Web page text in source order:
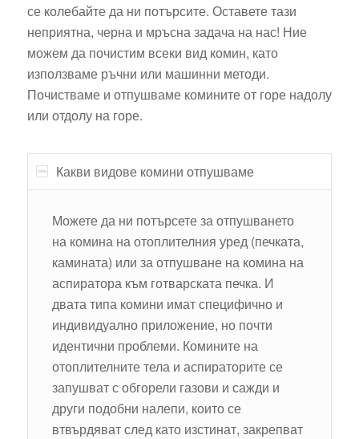
се колебайте да ни потърсите. Оставете тази
неприятна, черна и мръсна задача на нас! Ние
можем да почистим всеки вид комин, като
използваме ръчни или машинни методи.
Почистваме и отпушваме комините от горе надолу
или отдолу на горе.
Какви видове комини отпушваме
Можете да ни потърсете за отпушването
на комина на отоплителния уред (печката,
камината) или за отпушване на комина на
аспиратора към готварската печка. И
двата типа комини имат специфично и
индивидуално приложение, но почти
идентични проблеми. Комините на
отоплителните тела и аспираторите се
запушват с обгорели газови и сажди и
други подобни налепи, които се
втвърдяват след като изстинат, закрепват